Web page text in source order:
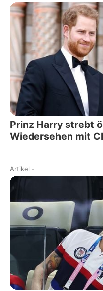
Prinz Harry strebt
Wiedersehen mit
Artikel -